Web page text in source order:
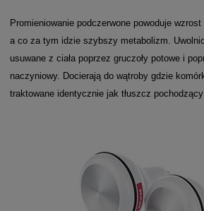
Promieniowanie podczerwone powoduje
a co za tym idzie szybszy metabolizm.
usuwane z ciała poprzez gruczoły potowe i
naczyniowy. Docierają do wątroby gdzie
traktowane identycznie jak tłuszcz